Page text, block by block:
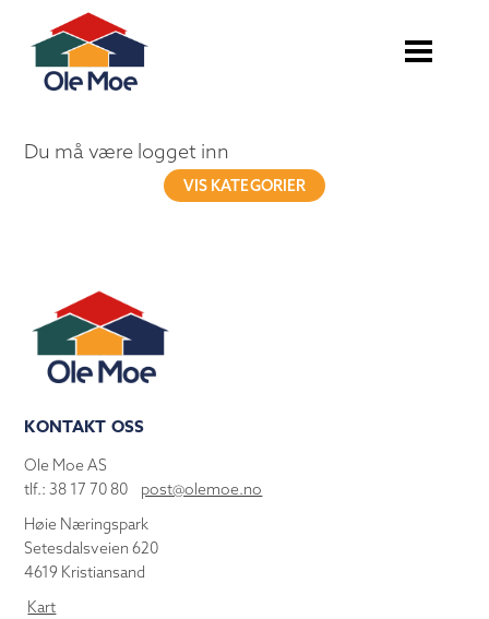
Du må være logget inn
VIS KATEGORIER
KONTAKT OSS
Ole Moe AS
tlf.: 38 17 70 80 post@olemoe.no
Høie Næringspark
Setesdalsveien 620
4619 Kristiansand
Kart